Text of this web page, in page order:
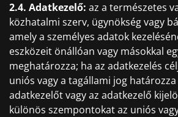
2.4. Adatkezelő: az a természetes
közhatalmi szerv, ügynökség vagy
amely a személyes adatok
eszközeit önállóan vagy másokkal
meghatározza; ha az adatkezelés
uniós vagy a tagállami jog határozza
adatkezelőt vagy az adatkezelő
különös szempontokat az uniós